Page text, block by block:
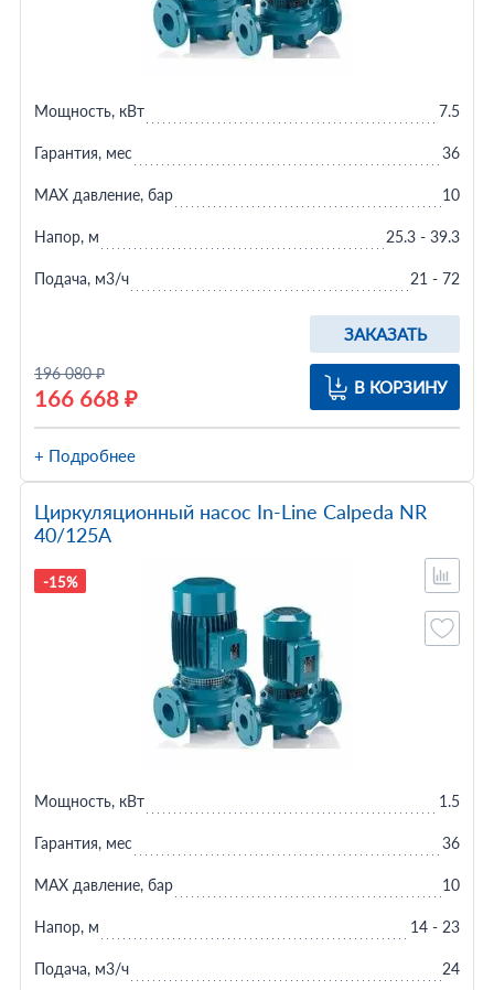
196 080 ₽
166 668 ₽
ЗАКАЗАТЬ
В КОРЗИНУ
Мощность, кВт 7.5
Гарантия, мес 36
MAX давление, бар 10
Напор, м 25.3 - 39.3
Подача, м3/ч 21 - 72
+ Подробнее
Циркуляционный насос In-Line Calpeda NR
40/125A
-15%
Мощность, кВт 1.5
Гарантия, мес 36
MAX давление, бар 10
Напор, м 14 - 23
Подача, м3/ч 24